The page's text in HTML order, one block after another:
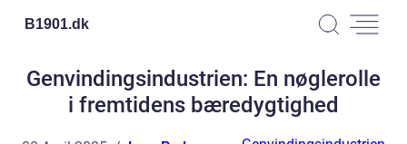
B1901.dk
Genvindingsindustrien: En nøglerolle
i fremtidens bæredygtighed